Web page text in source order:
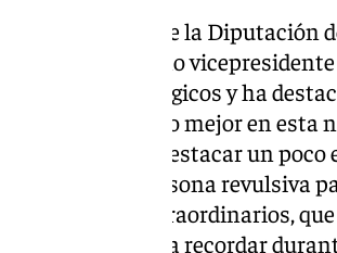
presidente de la Diputación
su trabajo como
Estratégicos y ha
“Le deseamos lo mejor en
de Salud. Y por destacar un
ha sido una persona revulsiva
proyectos extraordinarios,
legado que se va a recordar